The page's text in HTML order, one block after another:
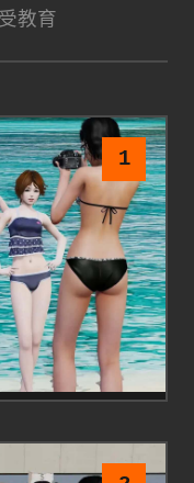
教育
1